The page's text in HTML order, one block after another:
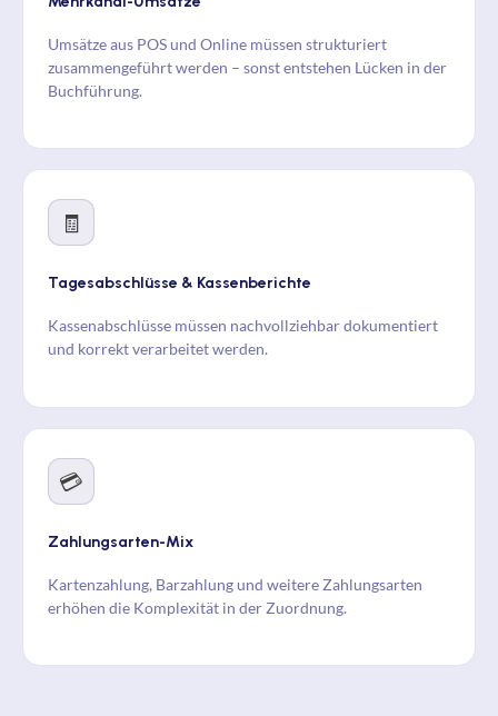
Umsätze aus POS und Online müssen strukturiert
zusammengeführt werden – sonst entstehen Lücken in der
Buchführung.
🧾
Tagesabschlüsse & Kassenberichte
Kassenabschlüsse müssen nachvollziehbar dokumentiert
und korrekt verarbeitet werden.
💳
Zahlungsarten-Mix
Kartenzahlung, Barzahlung und weitere Zahlungsarten
erhöhen die Komplexität in der Zuordnung.